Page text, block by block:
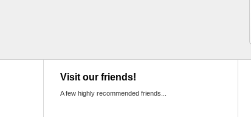
Visit our friends!
A few highly recommended friends...